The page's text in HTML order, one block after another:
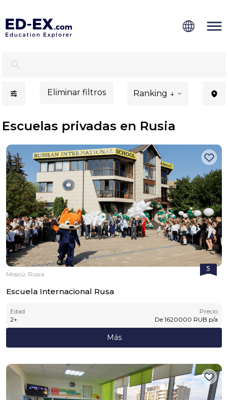
Eliminar filtros Ranking ↓
Escuelas privadas en Rusia
5
Moscú, Rusia
Escuela Internacional Rusa
Edad
2+
Precio
De 1620000 RUB p/a
Más